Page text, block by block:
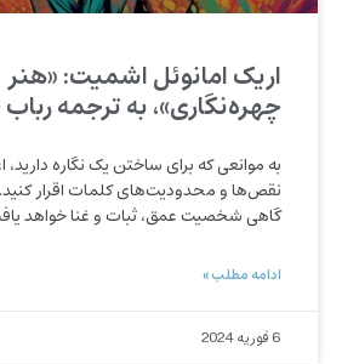
اریک امانوئل اشمیت: «هنر
چهره‌نگاری»، به ترجمه
به موانعی که برای ساختن یک نگاره دارید،
نقص‌ها و محدودیت‌های کلمات اقرار
گاهی شخصیت عمق، ثبات و غنا خواهد
ادامه مطلب »
6 فوریه 2024